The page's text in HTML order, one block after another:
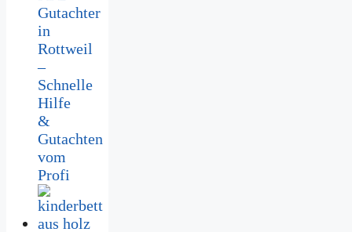
Gutachter
in
Rottweil
–
Schnelle
Hilfe
&
Gutachten
vom
Profi